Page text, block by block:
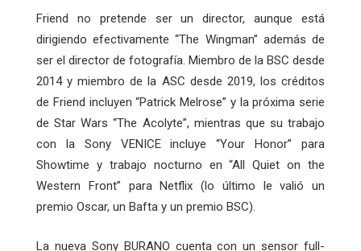
Friend no pretende ser un director, aunque está
dirigiendo efectivamente “The Wingman” además de
ser el director de fotografía. Miembro de la BSC desde
2014 y miembro de la ASC desde 2019, los créditos
de Friend incluyen “Patrick Melrose” y la próxima serie
de Star Wars “The Acolyte”, mientras que su trabajo
con la Sony VENICE incluye “Your Honor” para
Showtime y trabajo nocturno en “All Quiet on the
Western Front” para Netflix (lo último le valió un
premio Oscar, un Bafta y un premio BSC).
La nueva Sony BURANO cuenta con un sensor full-